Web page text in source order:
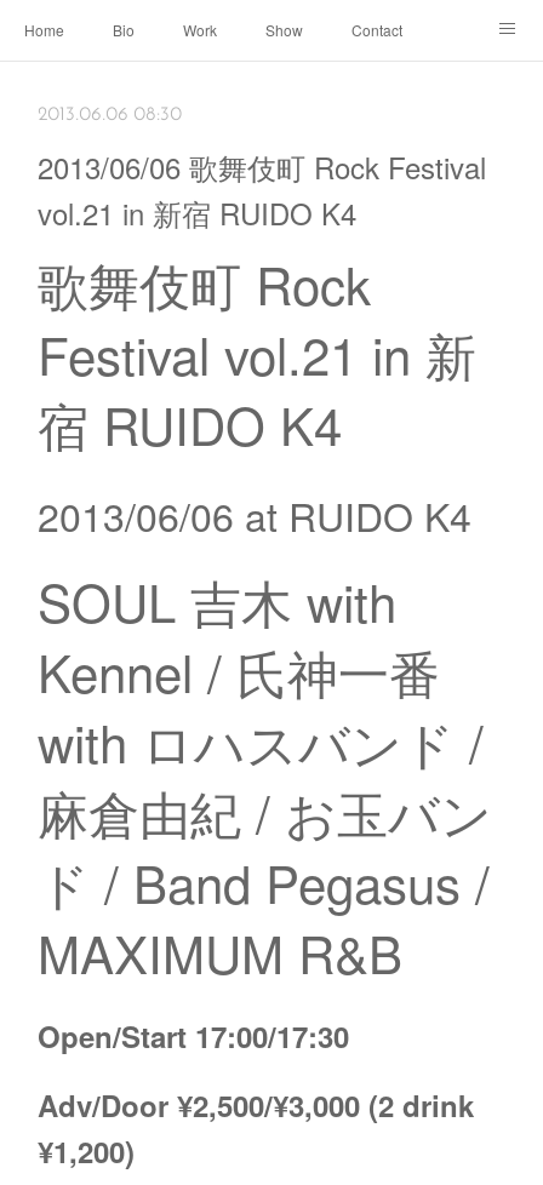
Home Bio Work Show Contact
2013.06.06 08:30
2013/06/06 歌舞伎町 Rock Festival
vol.21 in 新宿 RUIDO K4
歌舞伎町 Rock
Festival vol.21 in 新
宿 RUIDO K4
2013/06/06 at RUIDO K4
SOUL 吉木 with
Kennel / 氏神一番
with ロハスバンド /
麻倉由紀 / お玉バン
ド / Band Pegasus /
MAXIMUM R&B
Open/Start 17:00/17:30
Adv/Door ¥2,500/¥3,000 (2 drink
¥1,200)